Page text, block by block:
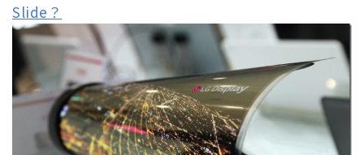
Slide？